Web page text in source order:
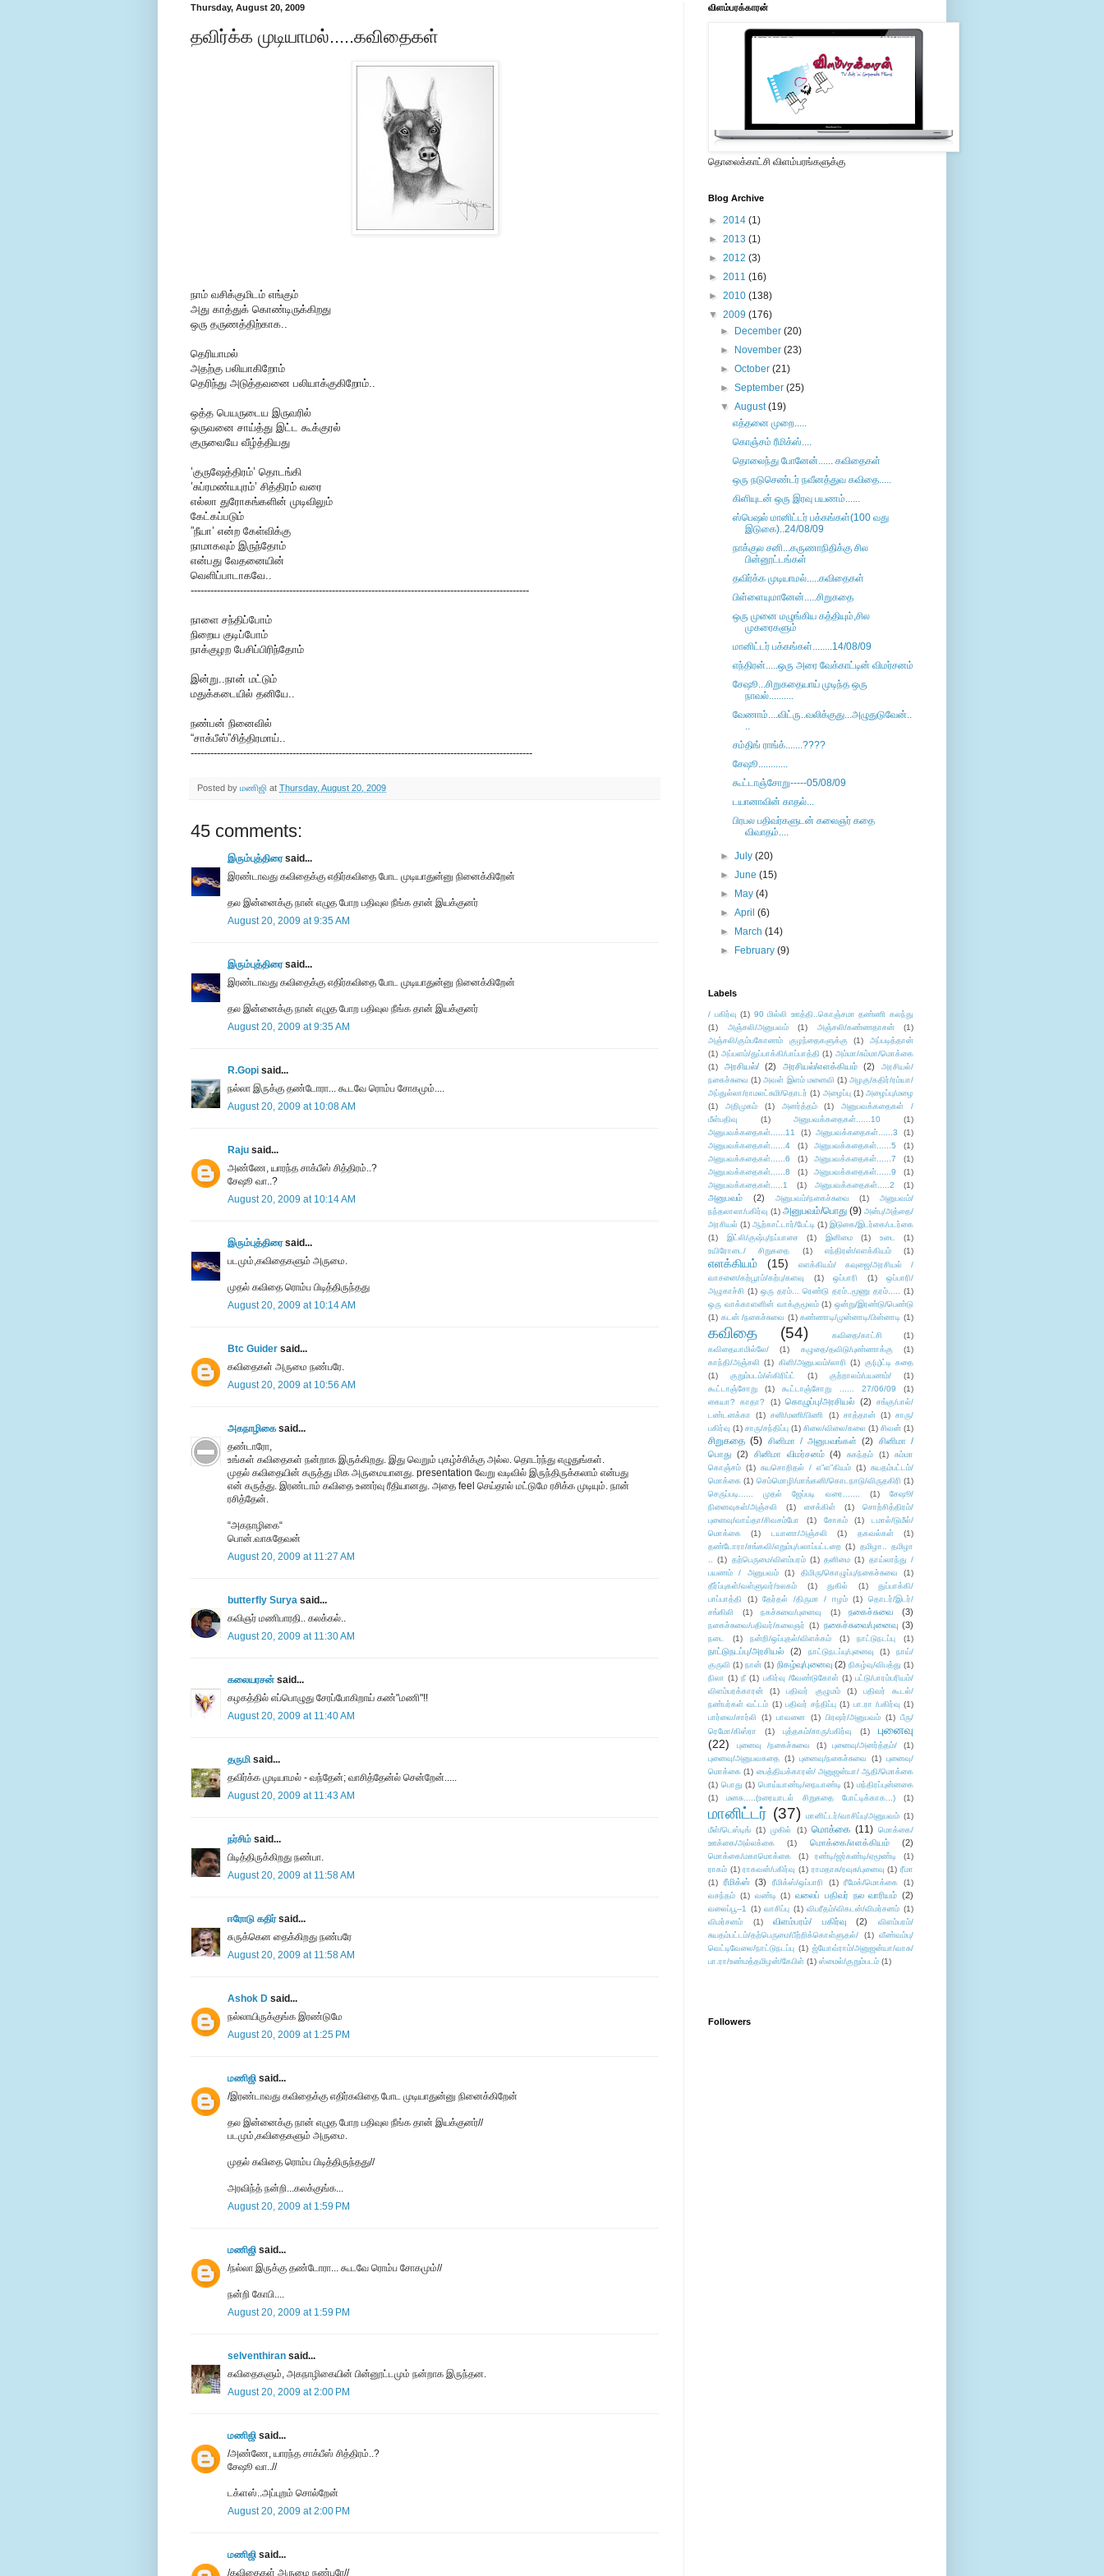
Thursday, August 20, 2009
தவிர்க்க முடியாமல்.....கவிதைகள்
நாம் வசிக்குமிடம் எங்கும்
அது காத்துக் கொண்டிருக்கிறது
ஒரு தருணத்திற்காக..
தெரியாமல்
அதற்கு பலியாகிறோம்
தெரிந்து அடுத்தவனை பலியாக்குகிறோம்..
ஒத்த பெயருடைய இருவரில்
ஒருவனை சாய்த்து இட்ட கூக்குரல்
குருவையே வீழ்த்தியது
’குருஷேத்திரம்’ தொடங்கி
’சுப்ரமண்யபுரம்’ சித்திரம் வரை
எல்லா துரோகங்களின் முடிவிலும்
கேட்கப்படும்
”நீயா’ என்ற கேள்விக்கு
நாமாகவும் இருந்தோம்
என்பது வேதனையின்
வெளிப்பாடாகவே..
-------------------------------------------------------------------------------------------------------
நாளை சந்திப்போம்
நிறைய குடிப்போம்
நாக்குழற பேசிப்பிரிந்தோம்
இன்று..நான் மட்டும்
மதுக்கடையில் தனியே..
நண்பன் நினைவில்
“சாக்பீஸ்”சித்திரமாய்..
--------------------------------------------------------------------------------------------------------
Posted by மணிஜி at Thursday, August 20, 2009
45 comments:
இரும்புத்திரைsaid...
இரண்டாவது கவிதைக்கு எதிர்கவிதை போட முடியாதுன்னு நினைக்கிறேன்
தல இன்னைக்கு நான் எழுத போற பதிவுல நீங்க தான் இயக்குனர்
August 20, 2009 at 9:35 AM
இரும்புத்திரைsaid...
இரண்டாவது கவிதைக்கு எதிர்கவிதை போட முடியாதுன்னு நினைக்கிறேன்
தல இன்னைக்கு நான் எழுத போற பதிவுல நீங்க தான் இயக்குனர்
August 20, 2009 at 9:35 AM
R.Gopi said...
ந‌ல்லா இருக்கு த‌ண்டோரா... கூட‌வே ரொம்ப‌ சோகமும்....
August 20, 2009 at 10:08 AM
Raju said...
அண்ணே, யாரந்த சாக்பீஸ் சித்திரம்..?
சேஷூ வா..?
August 20, 2009 at 10:14 AM
இரும்புத்திரைsaid...
படமும்,கவிதைகளும் அருமை.
முதல் கவிதை ரொம்ப பிடித்திருந்தது
August 20, 2009 at 10:14 AM
Btc Guider said...
கவிதைகள் அருமை நண்பரே.
August 20, 2009 at 10:56 AM
அகநாழிகை said...
தண்டாரோ,
உங்கள் கவிதைகள் நன்றாக இருக்கிறது. இது வெறும் புகழ்ச்சிக்கு அல்ல. தொடர்ந்து எழுதுங்கள்.
முதல் கவிதையின் கருத்து மிக அருமையானது. presentation வேறு வடிவில் இருந்திருக்கலாம் என்பது
என் கருத்து. இரண்டாம் கவிதை உணர்வு ரீதியானது. அதை feel செய்தால் மட்டுமே ரசிக்க முடியும். நான்
ரசித்தேன்.
“அகநாழிகை“
பொன்.வாசுதேவன்
August 20, 2009 at 11:27 AM
butterfly Surya said...
கவிஞர் மணிபாரதி.. கலக்கல்..
August 20, 2009 at 11:30 AM
கலையரசன் said...
கழகத்தில் எப்பொழுது சேரப்போகிறாய் கண்"மணி"!!
August 20, 2009 at 11:40 AM
தருமி said...
தவிர்க்க முடியாமல் - வந்தேன்; வாசித்தேன்ல் சென்றேன்.....
August 20, 2009 at 11:43 AM
நர்சிம் said...
பிடித்திருக்கிறது நண்பா.
August 20, 2009 at 11:58 AM
ஈரோடு கதிர்said...
சுருக்கென தைக்கிறது நண்பரே
August 20, 2009 at 11:58 AM
Ashok D said...
நல்லாயிருக்குங்க இரண்டுமே
August 20, 2009 at 1:25 PM
மணிஜி said...
/இரண்டாவது கவிதைக்கு எதிர்கவிதை போட முடியாதுன்னு நினைக்கிறேன்
தல இன்னைக்கு நான் எழுத போற பதிவுல நீங்க தான் இயக்குனர்//
படமும்,கவிதைகளும் அருமை.
முதல் கவிதை ரொம்ப பிடித்திருந்தது//
அரவிந்த் நன்றி...கலக்குங்க...
August 20, 2009 at 1:59 PM
மணிஜி said...
/ந‌ல்லா இருக்கு த‌ண்டோரா... கூட‌வே ரொம்ப‌ சோகமும்//
நன்றி கோபி....
August 20, 2009 at 1:59 PM
selventhiran said...
கவிதைகளும், அகநாழிகையின் பின்னூட்டமும் நன்றாக இருந்தன.
August 20, 2009 at 2:00 PM
மணிஜி said...
/அண்ணே, யாரந்த சாக்பீஸ் சித்திரம்..?
சேஷூ வா..//
டக்ளஸ்..அப்புறம் சொல்றேன்
August 20, 2009 at 2:00 PM
மணிஜி said...
/கவிதைகள் அருமை நண்பரே//
விளம்பரக்காரன்
தொலைக்காட்சி விளம்பரங்களுக்கு
Blog Archive
► 2014 (1)
► 2013 (1)
► 2012 (3)
► 2011 (16)
► 2010 (138)
▼ 2009 (176)
►
December(20)
►
November(23)
►October(21)
►September(25)
▼August(19)
எத்தனை முறை.....
கொஞ்சம் ரீமிக்ஸ்....
தொலைந்து போனேன்...... கவிதைகள்
ஒரு நடுசெண்டர் நவீனத்துவ கவிதை.....
கிளியுடன் ஒரு இரவு பயணம்......
ஸ்பெஷல் மானிட்டர் பக்கங்கள்(100 வது
இடுகை)..24/08/09
நாக்குல சனி...கருணாநிதிக்கு சில
பின்னூட்டங்கள்
தவிர்க்க முடியாமல்.....கவிதைகள்
பிள்ளையுமானேன்.....சிறுகதை
ஒரு முனை மழுங்கிய கத்தியும்,சில
முகரைகளும்
மானிட்டர் பக்கங்கள்........14/08/09
எந்திரன்.....ஒரு அரை வேக்காட்டின் விமர்சனம்
சேஷூ...சிறுகதையாய் முடிந்த ஒரு
நாவல்..........
வேணாம்....விட்ரு..வலிக்குது...அழுதுடுவேன்..
..
சம்திங் ராங்க்.......????
சேஷூ............
கூட்டாஞ்சோறு-----05/08/09
டயானாவின் காதல்...
பிரபல பதிவர்களுடன் கலைஞர் கதை
விவாதம்....
►July(20)
►June(15)
►
May(4)
►April(6)
►
March(14)
►
February(9)
Labels
/ பகிர்வு (1) 90 மில்லி ஊத்தி..கொஞ்சமா தண்ணி கலந்து
(1)
அஞ்சலி/அனுபவம் (1) அஞ்சலி/கண்ணதாசன்
(1)
அஞ்சலி/கும்பகோணம் குழந்தைகளுக்கு
(1)
அப்படித்தான்
(1) அப்பளம்/துப்பாக்கி/பாப்பாத்தி (1) அம்மா/சும்மா/மொக்கை
(1)
அரசியல்/ (2) அரசியல்/எளக்கியம் (2)
அரசியல்/
நகைச்சுவை (1) அவள் இளம் மனைவி (1) அழகு/கதிர்/ரம்யா/
அப்துல்லா/ராமலட்சுமி/தொடர் (1) அழைப்பு (1) அழைப்பு/மழை
(1)
அறிமுகம் (1) அனர்த்தம் (1)
அனுபவக்கதைகள் /
மீள்பதிவு
(1) அனுபவக்கதைகள்......10
(1)
அனுபவக்கதைகள்......11
(1) அனுபவக்கதைகள்......3
(1)
அனுபவக்கதைகள்......4
(1) அனுபவக்கதைகள்......5
(1)
அனுபவக்கதைகள்......6
(1) அனுபவக்கதைகள்......7
(1)
அனுபவக்கதைகள்......8
(1) அனுபவக்கதைகள்......9
(1)
அனுபவக்கதைகள்.....1
(1) அனுபவக்கதைகள்.....2 (1)
அனுபவம் (2) அனுபவம்/நகைச்சுவை (1)
அனுபவம்/
நந்தலாலா/பகிர்வு (1) அனுபவம்/பொது (9) அன்பு/அத்தை/
அரசியல் (1) ஆற்காட்டார்/பேட்டி (1) இடுகை/இடர்கை/படர்கை
(1)
இட்லி/குஷ்பு/நப்பாசை (1) இனிமை (1) உடை
(1)
உயிரோடை/ சிறுகதை
(1) எந்திரன்/எளக்கியம் (1)
எளக்கியம் (15)
எளக்கியம்/ கவுஜை/அரசியல் /
வாசனை/கற்பூரம்/கற்பு/களவு
(1) ஒப்பாரி (1)
ஒப்பாரி/
அழுகாச்சி (1) ஒரு தரம்... ரெண்டு தரம்..மூணு தரம்..... (1)
ஒரு வாக்காளனின் வாக்குமூலம் (1) ஒன்று/இரண்டு/பெண்டு
(1) கடன் /நகைச்சுவை (1) கண்ணாடி/முன்னாடி/பின்னாடி (1)
கவிதை (54) கவிதை/காட்சி
(1)
கவிதையாமில்லே/
(1) கழுதை/தவிடு/புண்ணாக்கு
(1)
காந்தி/அஞ்சலி (1) கிளி/அனுபவம்/லாரி (1) கு(பு)ட்டி கதை
(1)
குறும்படம்/ஸ்கிரிப்ட் (1) குற்றாலம்/பயணம்/
(1)
கூட்டாஞ்சோறு
(1) கூட்டாஞ்சோறு ...... 27/06/09
(1)
கையா? காதா?
(1) கொழுப்பு/அரசியல் (2)
சங்கு/பால்/
டண்டனக்கா
(1) சனி/மணி/பிணி (1) சாத்தான் (1) சாரு/
பகிர்வு (1) சாரு/சந்திப்பு (1) சிலை/விலை/கலை (1) சிவன் (1)
சிறுகதை (5) சினிமா / அனுபவங்கள் (2)
சினிமா /
பொது (2) சினிமா விமர்சனம் (4) சுகந்தம் (1)
சும்மா
கொஞ்சம் (1) சுயசொறிதல் / எ”ள”கியம் (1) சுயதம்பட்டம்/
மொக்கை (1) செம்மொழி/மாங்கனி/கொடநாடு/விருதகிரி (1)
செருப்படி...... முதல் ஜேப்படி வரை.......
(1)
சேஷூ/
நினைவுகள்/அஞ்சலி
(1) சைக்கிள் (1)
சொற்சித்திரம்/
புனைவு/வாய்தா/சிவசம்போ
(1) சோகம் (1)
டமால்/டுமீல்/
மொக்கை
(1) டயானா/அஞ்சலி (1) தகவல்கள்
(1)
தண்டோரா/சங்கவி/எறும்பு/பலாப்பட்டறை (1) தமிழா.. தமிழா
.. (1) தற்பெருமை/விளம்பரம் (1) தனிமை (1) தாய்லாந்து /
பயணம் / அனுபவம்
(1) திமிரு/கொழுப்பு/நகைச்சுவை
(1)
தீர்ப்புகள்/வள்ளுவர்/உலகம்
(1) துகில் (1)
துப்பாக்கி/
பாப்பாத்தி
(1) தேர்தல் /திருமா / ஈழம் (1)
தொடர்/இடர்/
சங்கிலி
(1) நகச்சுவை/புனைவு (1) நகைச்சுவை (3)
நகைச்சுவை/பதிவர்/கலைஞர் (1) நகைச்சுவை/புனைவு (3)
நடை (1) நன்றி/ஒப்புதல்/விளக்கம் (1) நாட்டுநடப்பு (1)
நாட்டுநடப்பு/அரசியல் (2) நாட்டுநடப்பு/புனைவு (1)
நாய்/
குருவி (1) நான் (1) நிகழ்வு/புனைவு (2) நிகழ்வு/விபத்து (1)
நிலா (1) நீ (1) பகிர்வு /வேண்டுகோள் (1) பட்டு/பாரம்பரியம்/
விளம்பரக்காரன்
(1) பதிவர் குழுமம் (1)
பதிவர் கூடல்/
நண்பர்கள் வட்டம் (1) பதிவர் சந்திப்பு (1) பா.ரா /பகிர்வு (1)
பார்வை/சார்லி
(1) பாவனை (1) பிரஷர்/அனுபவம் (1) பீரு/
ரெமோ/கிஸ்ரா
(1) புத்தகம்/சாரு/பகிர்வு (1)
புனைவு
(22)
புனைவு /நகைச்சுவை (1) புனைவு/அனர்த்தம்/
(1)
புனைவு/அனுபவகதை (1) புனைவு/நகைச்சுவை (1) புனைவு/
மொக்கை (1) பைத்தியக்காரன்/ அனுஜன்யா/ ஆதி/மொக்கை
(1) பொது (1) பொய்யாண்டி/நையாண்டி (1) மந்திரப்புன்னகை
(1)
மனசு.....(உரையாடல் சிறுகதை போட்டிக்காக...) (1)
மானிட்டர் (37) மானிட்டர்/வாசிப்பு/அனுபவம் (1)
மீள்/டெஸ்டிங் (1) முகில் (1) மொக்கை (11) மொக்கை/
ஊக்கை/அல்லக்கை
(1) மொக்கை/எளக்கியம் (2)
மொக்கை/மகாமொக்கை (1) ரண்டி/ஜர்கண்டி/ஏமூண்டி
(1)
ராகம் (1) ராகவன்/பகிர்வு (1) ராமதாசு/ரவுசு/புனைவு (1) ரீமா
(1)
ரீமிக்ஸ் (3) ரீமிக்ஸ்/ஒப்பாரி (1) ரீமேக்/மொக்கை
(1)
வசந்தம் (1) வண்டி (1) வலைப் பதிவர் நல வாரியம் (2)
வலைப்பூ--1 (1) வாசிப்பு (1) விபரீதம்/விகடன்/விமர்சனம் (1)
விமர்சனம்
(1) விளம்பரம்/ பகிர்வு (2)
விளம்பரம்/
சுயதம்பட்டம்/தற்பெருமை/பீற்றிக்கொள்ளுதல்/
(1) வீண்வம்பு/
வெட்டிவேலை/நாட்டுநடப்பு (1) ஜ்யோவ்ராம்/அனுஜன்யா/வாசு/
பா.ரா/உண்மத்தமிழன்/கேபிள் (1) ஸ்மைல்/குறும்படம் (1)
Followers